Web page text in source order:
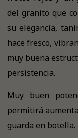
del granito que
su elegancia,
hace fresco,
muy buena
persistencia.
Muy buen
permitirá
guarda en botella.